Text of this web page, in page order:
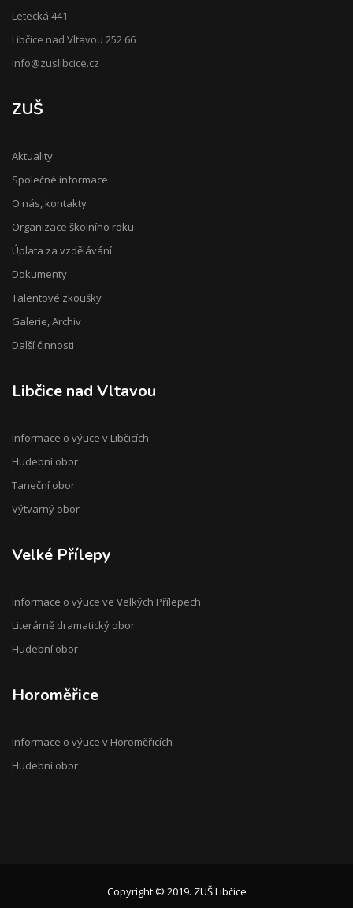
Letecká 441
Libčice nad Vltavou 252 66
info@zuslibcice.cz
ZUŠ
Aktuality
Společné informace
O nás, kontakty
Organizace školního roku
Úplata za vzdělávání
Dokumenty
Talentové zkoušky
Galerie, Archiv
Další činnosti
Libčice nad Vltavou
Informace o výuce v Libčicích
Hudební obor
Taneční obor
Výtvarný obor
Velké Přílepy
Informace o výuce ve Velkých Přílepech
Literárně dramatický obor
Hudební obor
Horoměřice
Informace o výuce v Horoměřicích
Hudební obor
Copyright © 2019. ZUŠ Libčice